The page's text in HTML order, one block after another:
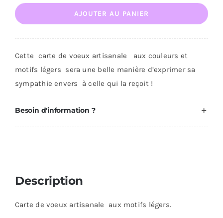
de
voeux
:pensées/etc
AJOUTER AU PANIER
Cette carte de voeux artisanale aux couleurs et
motifs légers sera une belle manière d’exprimer sa
sympathie envers à celle qui la reçoit !
Besoin d'information ?
Description
Carte de voeux artisanale aux motifs légers.